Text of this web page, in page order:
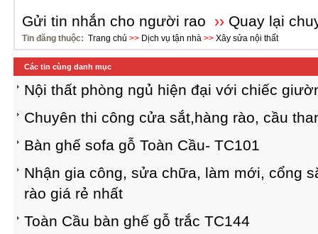
Gửi tin nhắn cho người rao ›› Quay lại
Tin đăng thuộc: Trang chủ >> Dịch vụ tận nhà >> Xây sửa nội thất
Các tin cùng danh mục
Nội thất phòng ngủ hiện đại với chiếc
Chuyên thi công cửa sắt,hàng rào, cầu
Bàn ghế sofa gỗ Toàn Cầu- TC101
Nhận gia công, sửa chữa, làm mới, cổng
rào giá rẻ nhất
Toàn Cầu bàn ghế gỗ trắc TC144